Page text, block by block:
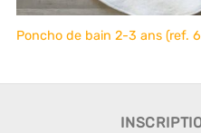
Poncho de bain 2-3 ans (ref.